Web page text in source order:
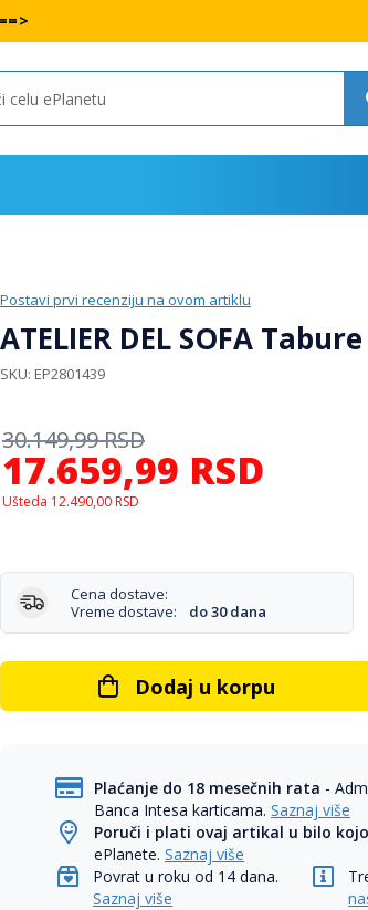
Postavi prvi recenziju na ovom artiklu
ATELIER DEL SOFA
SKU EP2801439
17.659,99 RSD
30.149,99RSD
Ušteda 12.490,00 RSD
Cena dostave:
Vreme dostave:
do 30 dana
Dodaj u korpu
Plaćanje do 18 mesečnih rata -
Banca Intesa karticama.Saznaj više
Poruči i plati ovaj artikal u bilo
ePlanete.Saznaj više
Povrat u roku od 14 dana.
Saznaj više